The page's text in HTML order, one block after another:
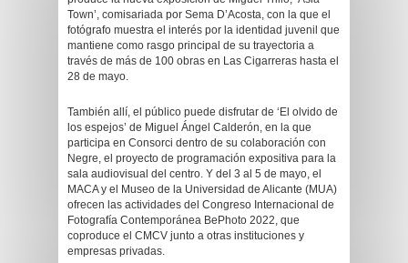
Town’, comisariada por Sema D’Acosta, con la que el
fotógrafo muestra el interés por la identidad juvenil que
mantiene como rasgo principal de su trayectoria a
través de más de 100 obras en Las Cigarreras hasta el
28 de mayo.
También allí, el público puede disfrutar de ‘El olvido de
los espejos’ de Miguel Ángel Calderón, en la que
participa en Consorci dentro de su colaboración con
Negre, el proyecto de programación expositiva para la
sala audiovisual del centro. Y del 3 al 5 de mayo, el
MACA y el Museo de la Universidad de Alicante (MUA)
ofrecen las actividades del Congreso Internacional de
Fotografía Contemporánea BePhoto 2022, que
coproduce el CMCV junto a otras instituciones y
empresas privadas.